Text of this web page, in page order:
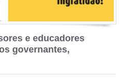
e educadores
governantes,